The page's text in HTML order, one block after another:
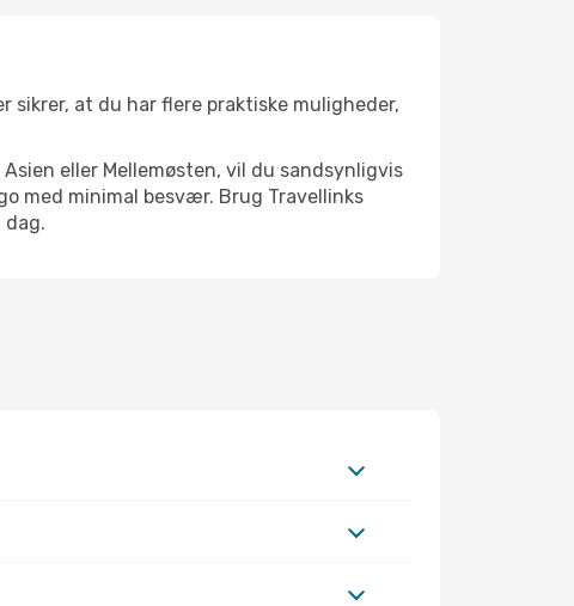
at du har flere praktiske muligheder,
eller Mellemøsten, vil du sandsynligvis
med minimal besvær. Brug Travellinks
dag.